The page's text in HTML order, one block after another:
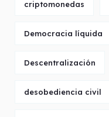
criptomonedas
Democracia líquida
Descentralización
desobediencia civil